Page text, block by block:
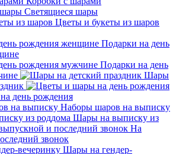
Светящиеся шары
Цветы и букеты из шаров
Подарки на день
Подарки на день
Шары
день рождения
Наборы шаров на выписку
Шары на выписку из
На
звонок
Шары на гендер-